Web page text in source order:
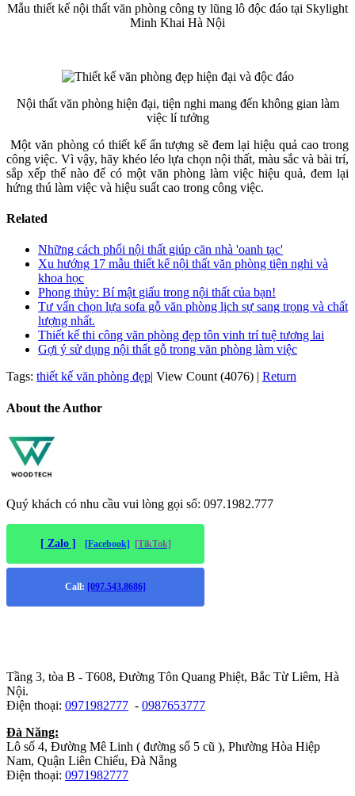
Mẫu thiết kế nội thất văn phòng công ty lũng lô độc đáo tại Skylight
Minh Khai Hà Nội
Nội thất văn phòng hiện đại, tiện nghi mang đến không gian làm
việc lí tưởng
Một văn phòng có thiết kế ấn tượng sẽ đem lại hiệu quả cao trong
công việc. Vì vậy, hãy khéo léo lựa chọn nội thất, màu sắc và bài trí,
sắp xếp thế nào để có một văn phòng làm việc hiệu quả, đem lại
hứng thú làm việc và hiệu suất cao trong công việc.
Related
Những cách phối nội thất giúp căn nhà 'oanh tạc'
Xu hướng 17 mẫu thiết kế nội thất văn phòng tiện nghi và
khoa học
Phong thủy: Bí mật giấu trong nội thất của bạn!
Tư vấn chọn lựa sofa gỗ văn phòng lịch sự sang trọng và chất
lượng nhất.
Thiết kế thi công văn phòng đẹp tôn vinh trí tuệ tương lai
Gợi ý sử dụng nội thất gỗ trong văn phòng làm việc
Tags: thiết kế văn phòng đẹp| View Count (4076) | Return
About the Author
Quý khách có nhu cầu vui lòng gọi số: 097.1982.777
[ Zalo ] [Facebook] [TikTok]
Call: [097.543.8686]
Tầng 3, tòa B - T608, Đường Tôn Quang Phiệt, Bắc Từ Liêm, Hà
Nội.
Điện thoại: 0971982777 - 0987653777
Đà Năng:
Lô số 4, Đường Mê Linh ( đường số 5 cũ ), Phường Hòa Hiệp
Nam, Quận Liên Chiểu, Đà Nẵng
Điện thoại: 0971982777